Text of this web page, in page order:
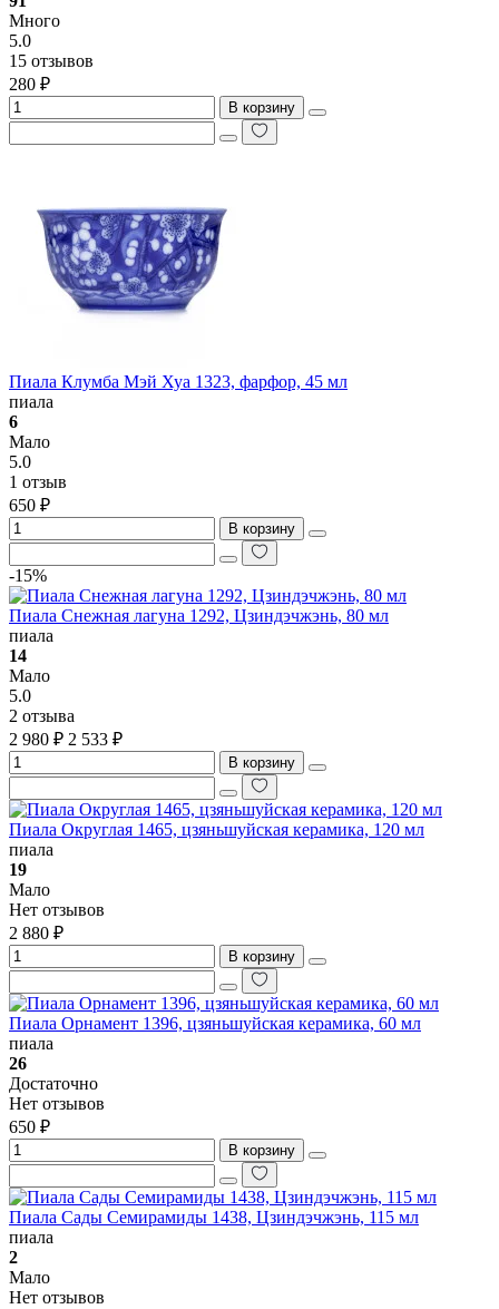
Много
5.0
15 отзывов
280 ₽
В корзину
Пиала Клумба Мэй Хуа 1323, фарфор, 45 мл
пиала
6
Мало
5.0
1 отзыв
650 ₽
В корзину
-15%
Пиала Снежная лагуна 1292, Цзиндэчжэнь, 80 мл
пиала
14
Мало
5.0
2 отзыва
2 980 ₽ 2 533 ₽
В корзину
Пиала Округлая 1465, цзяньшуйская керамика, 120 мл
пиала
19
Мало
Нет отзывов
2 880 ₽
В корзину
Пиала Орнамент 1396, цзяньшуйская керамика, 60 мл
пиала
26
Достаточно
Нет отзывов
650 ₽
В корзину
Пиала Сады Семирамиды 1438, Цзиндэчжэнь, 115 мл
пиала
2
Мало
Нет отзывов